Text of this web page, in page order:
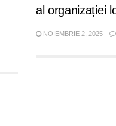
al organizației
NOIEMBRIE 2, 2025